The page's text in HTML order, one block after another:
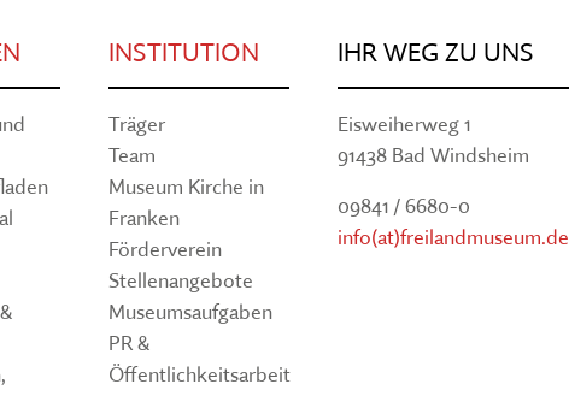
INSTITUTION
Träger
Team
Museum Kirche in
Franken
Förderverein
Stellenangebote
Museumsaufgaben
PR &
Öffentlichkeitsarbeit
IHR WEG ZU UNS
Eisweiherweg 1
91438 Bad Windsheim
09841 / 6680-0
info(at)freilandmuseum.de